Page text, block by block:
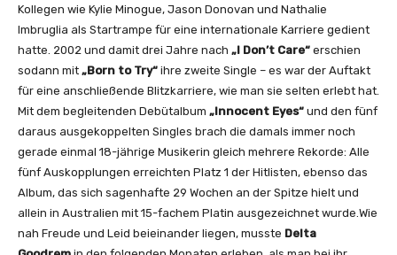
n
Kollegen wie Kylie Minogue, Jason Donovan und Nathalie
Imbruglia als Startrampe für eine internationale Karriere gedient
hatte. 2002 und damit drei Jahre nach „I Don’t Care“ erschien
sodann mit „Born to Try“ ihre zweite Single – es war der Auftakt
für eine anschließende Blitzkarriere, wie man sie selten erlebt hat.
Mit dem begleitenden Debütalbum „Innocent Eyes“ und den fünf
daraus ausgekoppelten Singles brach die damals immer noch
gerade einmal 18-jährige Musikerin gleich mehrere Rekorde: Alle
fünf Auskopplungen erreichten Platz 1 der Hitlisten, ebenso das
Album, das sich sagenhafte 29 Wochen an der Spitze hielt und
allein in Australien mit 15-fachem Platin ausgezeichnet wurde.Wie
nah Freude und Leid beieinander liegen, musste Delta